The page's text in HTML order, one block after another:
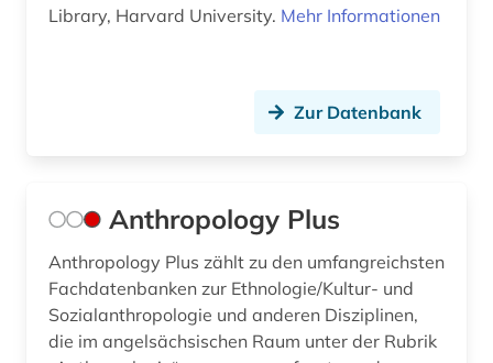
handschrift (2)
hassidismus (1)
hebräisch (1)
heiligenverehrung (1)
Library, Harvard University. Mehr Informationen
Zur Datenbank
Anthropology Plus
Anthropology Plus zählt zu den umfangreichsten
Fachdatenbanken zur Ethnologie/Kultur- und
Sozialanthropologie und anderen Disziplinen,
die im angelsächsischen Raum unter der Rubrik